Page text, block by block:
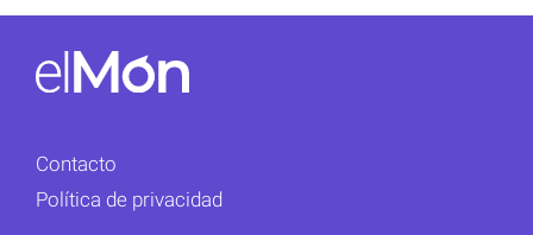
Contacto
Política de privacidad